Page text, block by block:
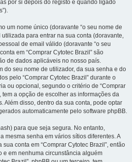
por si depois do registo e quando ligado
um nome único (doravante “o seu nome de
para entrar na sua conta (doravante,
de email válido (doravante “o seu
em “Comprar Cytotec Brazil” são
de dados aplicáveis no nosso país.
do seu nome de utilizador, da sua senha e do
pelo “Comprar Cytotec Brazil” durante o
ou opcional, segundo o critério de “Comprar
tem a opção de escolher as informações da
Além disso, dentro da sua conta, pode optar
automaticamente pelo software phpBB.
para que seja segura. No entanto,
mesma senha em vários sítios diferentes. A
conta em “Comprar Cytotec Brazil”, então
e em nenhuma circunstância alguém